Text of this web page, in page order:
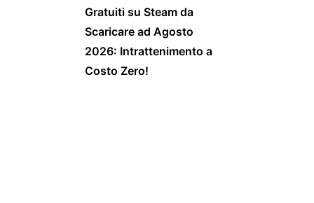
Gratuiti su Steam da
Scaricare ad Agosto
2026: Intrattenimento a
Costo Zero!